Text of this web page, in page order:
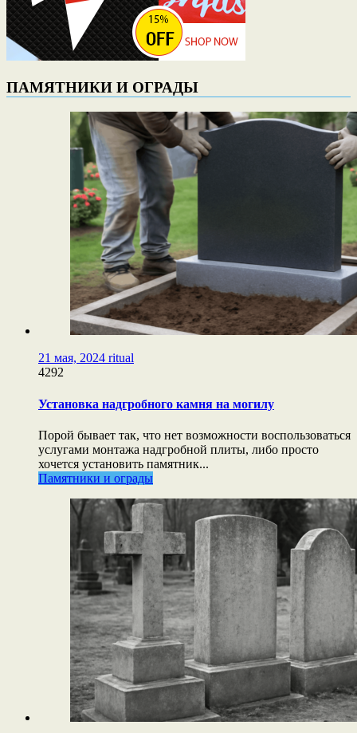
ПАМЯТНИКИ И ОГРАДЫ
21 мая, 2024 ritual
4292
Установка надгробного камня на могилу
Порой бывает так, что нет возможности воспользоваться
услугами монтажа надгробной плиты, либо просто
хочется установить памятник...
Памятники и ограды